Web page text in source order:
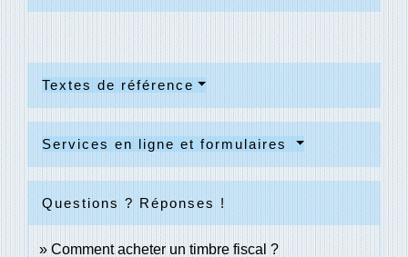
Textes de référence
Services en ligne et formulaires
Questions ? Réponses !
Comment acheter un timbre fiscal ?